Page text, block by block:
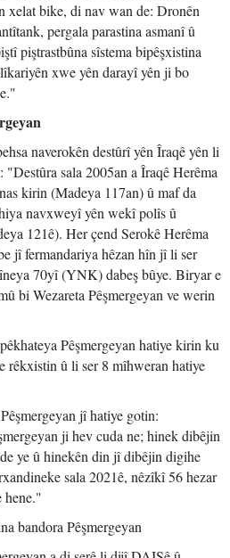
xelat bike, di nav wan de: Dronên
pergala parastina asmanî û
piştrastbûna sîstema bipêşxistina
xwe yên darayî yên ji bo
naverokên destûrî yên Îraqê yên li
"Destûra sala 2005an a Îraqê Herêma
kirin (Madeya 117an) û maf da
navxweyî yên wekî polîs û
121ê). Her çend Serokê Herêma
jî fermandariya hêzan hîn jî li ser
70yî (YNK) dabeş bûye. Biryar e
bi Wezareta Pêşmergeyan ve werin
Pêşmergeyan hatiye kirin ku
rêkxistin û li ser 8 mîhweran hatiye
jî hatiye gotin:
ji hev cuda ne; hinek dibêjin
ye û hinekên din jî dibêjin digihe
sala 2021ê, nêzîkî 56 hezar
hene."
bandora Pêşmergeyan